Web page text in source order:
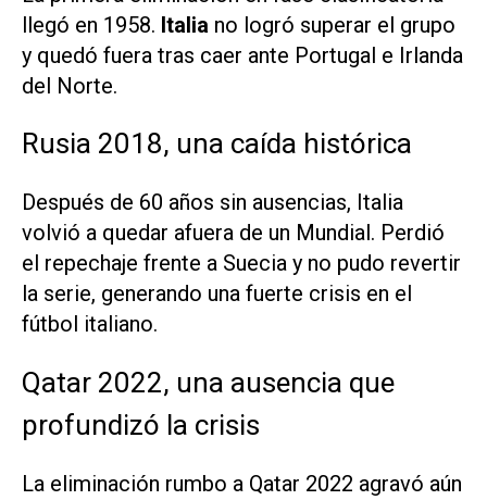
llegó en 1958. Italia no logró superar el grupo
y quedó fuera tras caer ante Portugal e Irlanda
del Norte.
Rusia 2018, una caída histórica
Después de 60 años sin ausencias, Italia
volvió a quedar afuera de un Mundial. Perdió
el repechaje frente a Suecia y no pudo revertir
la serie, generando una fuerte crisis en el
fútbol italiano.
Qatar 2022, una ausencia que
profundizó la crisis
La eliminación rumbo a Qatar 2022 agravó aún